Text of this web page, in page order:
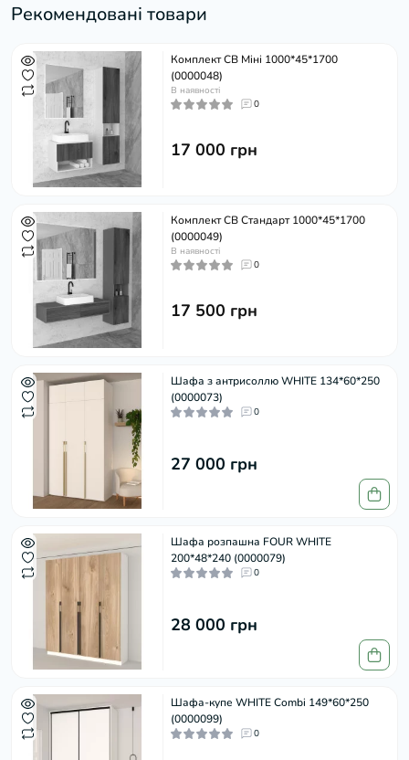
Рекомендовані товари
Комплект СВ Міні 1000*45*1700
(0000048)
В наявності
0
17 000 грн
Комплект СВ Стандарт 1000*45*1700
(0000049)
В наявності
0
17 500 грн
Шафа з антрисоллю WHITE 134*60*250
(0000073)
0
27 000 грн
Шафа розпашна FOUR WHITE
200*48*240 (0000079)
0
28 000 грн
Шафа-купе WHITE Combi 149*60*250
(0000099)
0